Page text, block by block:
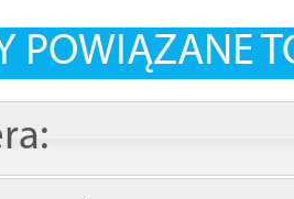
POWIĄZANE